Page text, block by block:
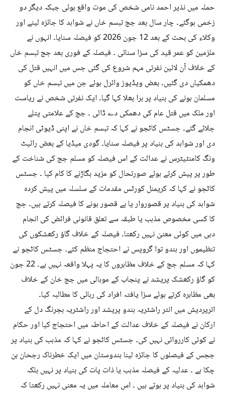
حملہ میں نذیر احمد نامی شخص کی موت واقع ہوئی جبکہ دیگر دو
زخمی ہوگئے۔ چار سال بعد جج تبسم خاں نے شواہد کا جائزہ لینے اور
وکلاء کی بحث کے بعد 12 جون 2026 کو فیصلہ سنایا۔ انہوں نے
ملزمین کو عمر قید کی سزا سنائی ۔ فیصلہ کے فوری بعد جج تبسم خاں
کے خلاف آن لائین نفرتی مہم شروع کی گئی جس میں انہیں قتل کی
دھمکیاں دی گئیں۔ بعض ویڈیوز وائرل ہوئے جن میں تبسم خاں کو
مسلمان ہونے کی بنیاد پر برا بھلا کہا گیا۔ ایک نفرتی شخص نے ریاست
اور ملک میں قتل عام کی دھمکی دے ڈالی ۔ جج کے علامتی پتلے
جلائے گئے۔ جسٹس کاٹجو نے کہا کہ تبسم خاں نے اپنی ڈیوٹی انجام
دی اور شواہد کی بنیاد پر فیصلہ سنایا۔ گودی میڈیا کے بعض رائیٹ
ونگ کامنٹیٹرس نے عدالت کے اس فیصلہ کو مسلم جج کی شناخت کے
طور پر پیش کرتے ہوئے صورتحال کو مزید بگاڑنے کا کام کیا ۔ جسٹس
کاٹجو نے کہا کہ کریمنل کورٹس مقدمات کے سلسلہ میں پیش کردہ
شواہد کی بنیاد پر قصوروار یا بے قصور ہونے کا فیصلہ کرتے ہیں۔ جج
کا کسی مخصوص مذہب یا طبقہ سے تعلق قانونی فرائض کی انجام
دہی میں کوئی معنیٰ نہیں رکھتا۔ فیصلہ کے خلاف گاؤ رکھشکوں کی
تنظیموں اور ہندو توا گروپس نے احتجاج منظم کئے۔ جسٹس کاٹجو نے
کہا کہ مسلم جج کے خلاف مظاہروں کا یہ پہلا واقعہ نہیں ہے۔ 22 جون
کو گاؤ رکھشک پریشد نے پنجاب کے موہالی میں جج خان کے خلاف
بھی مظاہرہ کرتے ہوئے سزا یافتہ افراد کی رہائی کا مطالبہ کیا۔
اترپردیش میں انتر راشٹریہ ہندو پریشد اور راشٹریہ بجرنگ دل کے
ارکان نے فیصلہ کے خلاف عدالت کے احاطہ میں احتجاج کیا اور حکام
نے کوئی کارروائی نہیں کی۔ جسٹس کاٹجو نے کہا کہ مذہب کی بنیاد پر
ججس کے فیصلوں کا جائزہ لینا ہندوستان میں ایک خطرناک رجحان بن
چکا ہے ۔ عدلیہ کے فیصلہ مذہب یا ذات پات کی بنیاد پر نہیں بلکہ
شواہد کی بنیاد پر ہوتے ہیں ۔ اس معاملہ میں یہ معنی نہیں رکھتا کہ